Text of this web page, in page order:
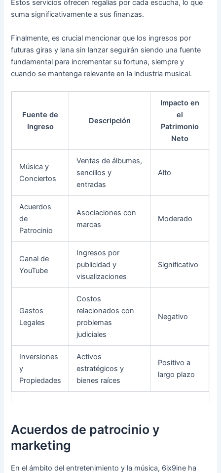
Estos servicios ofrecen regalías por cada escucha, lo que
suma significativamente a sus finanzas.
Finalmente, es crucial mencionar que los ingresos por
futuras giras y lana sin lanzar seguirán siendo una fuente
fundamental para incrementar su fortuna, siempre y
cuando se mantenga relevante en la industria musical.
Fuente de
Ingreso
Descripción
Impacto en
el
Patrimonio
Neto
Música y
Conciertos
Ventas de álbumes,
sencillos y
entradas
Alto
Acuerdos
de
Patrocinio
Asociaciones con
marcas
Moderado
Canal de
YouTube
Ingresos por
publicidad y
visualizaciones
Significativo
Gastos
Legales
Costos
relacionados con
problemas
judiciales
Negativo
Inversiones
y
Propiedades
Activos
estratégicos y
bienes raíces
Positivo a
largo plazo
Acuerdos de patrocinio y
marketing
En el ámbito del entretenimiento y la música, 6ix9ine ha